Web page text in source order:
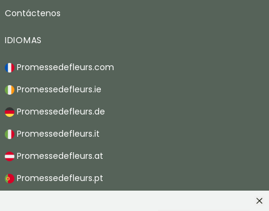
Contáctenos
IDIOMAS
Promessedefleurs.com
Promessedefleurs.ie
Promessedefleurs.de
Promessedefleurs.it
Promessedefleurs.at
Promessedefleurs.pt